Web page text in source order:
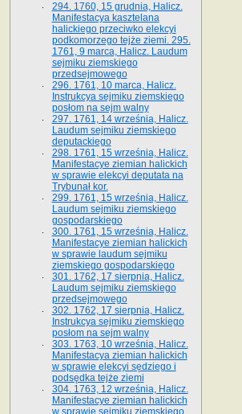
294. 1760, 15 grudnia, Halicz.
Manifestacya kasztelana
halickiego przeciwko elekcyi
podkomorzego tejże ziemi. 295.
1761, 9 marca, Halicz. Laudum
sejmiku ziemskiego
przedsejmowego
296. 1761, 10 marca, Halicz.
Instrukcya sejmiku ziemskiego
posłom na sejm walny
297. 1761, 14 września, Halicz.
Laudum sejmiku ziemskiego
deputackiego
298. 1761, 15 września, Halicz.
Manifestacye ziemian halickich
w sprawie elekcyi deputata na
Trybunał kor.
299. 1761, 15 września, Halicz.
Laudum sejmiku ziemskiego
gospodarskiego
300. 1761, 15 września, Halicz.
Manifestacye ziemian halickich
w sprawie laudum sejmiku
ziemskiego gospodarskiego
301. 1762, 17 sierpnia, Halicz.
Laudum sejmiku ziemskiego
przedsejmowego
302. 1762, 17 sierpnia, Halicz.
Instrukcya sejmiku ziemskiego
posłom na sejm walny
303. 1763, 10 września, Halicz.
Manifestacya ziemian halickich
w sprawie elekcyi sędziego i
podsędka tejże ziemi
304. 1763, 12 września, Halicz.
Manifestacye ziemian halickich
w sprawie sejmiku ziemskiego